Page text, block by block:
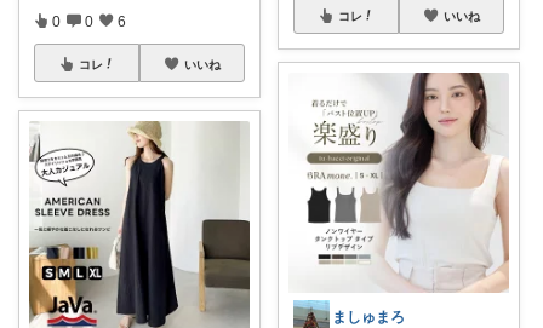
0 0 6
コレ いいね
コレ いいね
ましゅまろ